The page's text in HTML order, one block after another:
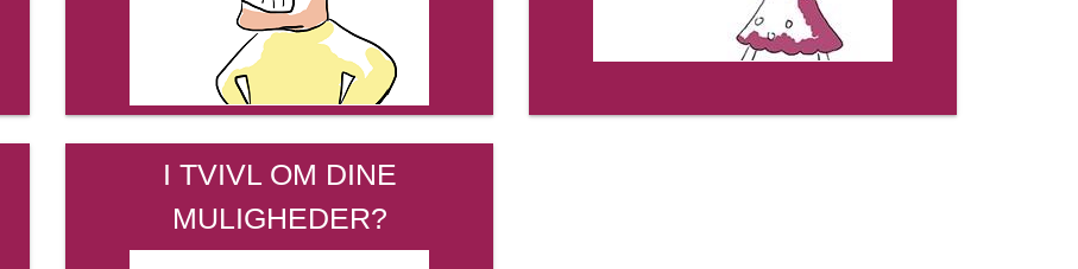
I TVIVL OM DINE
MULIGHEDER?